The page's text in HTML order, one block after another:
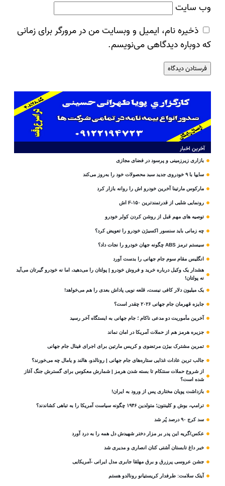
وب‌ سایت
ذخیره نام، ایمیل و وبسایت من در مرورگر برای زمانی
که دوباره دیدگاهی می‌نویسم.
آخرین اخبار
بازاری زیرزمینی و پرسود در فضای مجازی
سایپا با ۹ خودروی جدید سبد محصولات خود را به‌روز می‌کند
مارکوس مارتینا آخرین خودرو اش را روانه بازار کرد
رونمایی شلبی از قدرتمندترین F-۱۵۰ اش
توصیه های مهم قبل از روشن کردن کولر خودرو
چه زمانی باید سنسور اکسیژن خودرو را تعویض کرد؟
سیستم ترمز ABS چگونه جهان خودرو را نجات داد؟
انگلیس مقام سوم جام‌ جهانی را بدست آورد
هشدار یک وکیل درباره خرید و فروش خودرو | پولتان را می‌دهید، اما نه خودرو گیرتان می‌آید
نه پولتان!
یک میلیون دلار کافی نیست، قلعه‌ نویی پاداش بعدی را هم می‌خواهد!
جایزه قهرمان جام جهانی ۲۰۲۶ چقدر است؟
آخرین مأموریت دو مدعی ناکام ؛ جام جهانی به ایستگاه آخر رسید
جزیره هرمز هم از حملات آمریکا در امان نماند
تمرین مشترک بیژن مرتضوی و کریس مارتین برای اجرای فینال جام جهانی
جالب ترین عادات غذایی ستاره‌های جام جهانی | رونالدو، هالند و یامال چه می‌خورند؟
از شروع حملات سنتکام تا بسته شدن هرمز | شمارش معکوس برای گسترش جنگ آغاز
شده است؟
بازداشت پویان مختاری پس از ورود به ایران!
ترامپ، بوش و کلینتون؛ متولدین ۱۹۴۶ چگونه سیاست آمریکا را به تباهی کشاندند؟
سد کرج ۹۰ درصد پُر شد
عکس/گریه این پدر بر مزار دختر شهیدش دل همه را به درد آورد
خبر داغ تابستان آشتی کنان انصاری و مدیری شد
جشن عروسی پرزرق و برق مهلقا جابری مدل ایرانی -آمریکایی
آیتک سلامت: طرفدار کریستیانو رونالدو هستم